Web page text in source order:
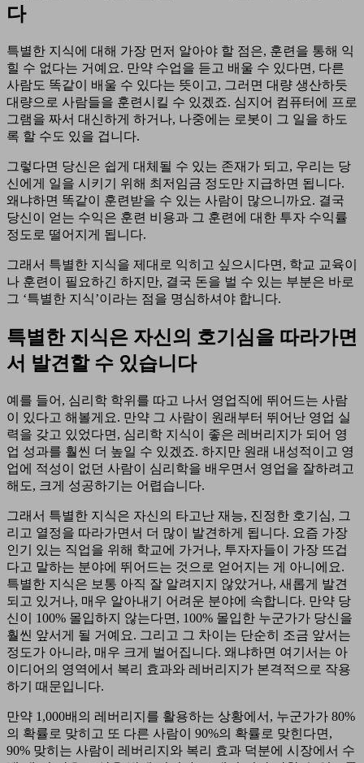
다
특별한 지식에 대해 가장 먼저 알아야 할 점은, 훈련을 통해 익
힐 수 없다는 거예요. 만약 수업을 듣고 배울 수 있다면, 다른
사람도 똑같이 배울 수 있다는 뜻이고, 그러면 대량 생산하듯
대량으로 사람들을 훈련시킬 수 있겠죠. 심지어 컴퓨터에 프로
그램을 짜서 대신하게 하거나, 나중에는 로봇이 그 일을 하도
록 할 수도 있을 겁니다.
그렇다면 당신은 쉽게 대체될 수 있는 존재가 되고, 우리는 당
신에게 일을 시키기 위해 최저임금 정도만 지급하면 됩니다.
왜냐하면 똑같이 훈련받을 수 있는 사람이 많으니까요. 결국
당신이 얻는 수익은 훈련 비용과 그 훈련에 대한 투자 수익률
정도로 떨어지게 됩니다.
그래서 특별한 지식을 제대로 익히고 싶으시다면, 학교 교육이
나 훈련이 필요하긴 하지만, 결국 돈을 벌 수 있는 부분은 바로
그 ‘특별한 지식’이라는 점을 명심하셔야 합니다.
특별한 지식은 자신의 호기심을 따라가면
서 발견할 수 있습니다
예를 들어, 심리학 학위를 따고 나서 영업직에 뛰어드는 사람
이 있다고 해볼게요. 만약 그 사람이 원래부터 뛰어난 영업 실
력을 갖고 있었다면, 심리학 지식이 좋은 레버리지가 되어 영
업 성과를 훨씬 더 높일 수 있겠죠. 하지만 원래 내성적이고 영
업에 적성이 없던 사람이 심리학을 배우면서 영업을 잘하려고
해도, 크게 성공하기는 어렵습니다.
그래서 특별한 지식은 자신의 타고난 재능, 진정한 호기심, 그
리고 열정을 따라가면서 더 많이 발견하게 됩니다. 요즘 가장
인기 있는 직업을 위해 학교에 가거나, 투자자들이 가장 뜨겁
다고 말하는 분야에 뛰어드는 것으로 얻어지는 게 아니에요.
특별한 지식은 보통 아직 잘 알려지지 않았거나, 새롭게 발견
되고 있거나, 매우 알아내기 어려운 분야에 속합니다. 만약 당
신이 100% 몰입하지 않는다면, 100% 몰입한 누군가가 당신을
훨씬 앞서게 될 거예요. 그리고 그 차이는 단순히 조금 앞서는
정도가 아니라, 매우 크게 벌어집니다. 왜냐하면 여기서는 아
이디어의 영역에서 복리 효과와 레버리지가 본격적으로 작용
하기 때문입니다.
만약 1,000배의 레버리지를 활용하는 상황에서, 누군가가 80%
의 확률로 맞히고 또 다른 사람이 90%의 확률로 맞힌다면,
90% 맞히는 사람이 레버리지와 복리 효과 덕분에 시장에서 수